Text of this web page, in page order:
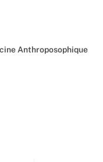
Anthroposophique